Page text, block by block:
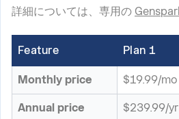
詳細については、専用の
Feature Plan 1
Monthly price $19.99/mo
Annual price $239.99/yr